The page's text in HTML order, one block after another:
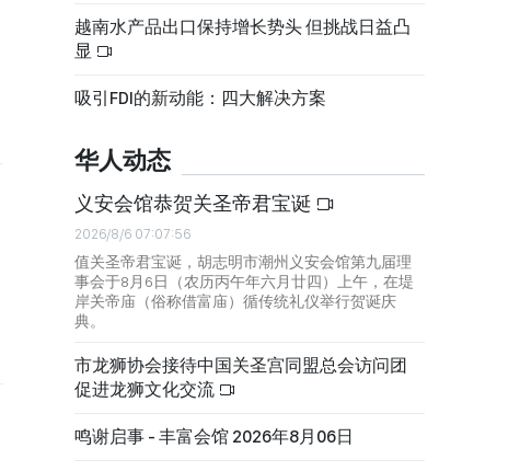
越南水产品出口保持增长势头 但挑战日益凸
显
吸引FDI的新动能：四大解决方案
华人动态
义安会馆恭贺关圣帝君宝诞
2026/8/6 07:07:56
值关圣帝君宝诞，胡志明市潮州义安会馆第九届理
事会于8月6日（农历丙午年六月廿四）上午，在堤
岸关帝庙（俗称借富庙）循传统礼仪举行贺诞庆
典。
市龙狮协会接待中国关圣宫同盟总会访问团
促进龙狮文化交流
鸣谢启事 - 丰富会馆 2026年8月06日